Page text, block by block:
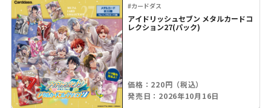
#カードダス
アイドリッシュセブン メタルカードコ
レクション27(パック)
価格：220円（税込）
発売日：2026年10月16日